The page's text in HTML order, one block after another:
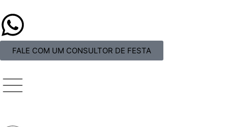
FALE COM UM CONSULTOR DE FESTA